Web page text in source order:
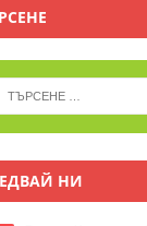
НИ